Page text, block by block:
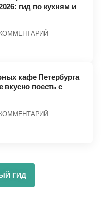
гид по кухням и
кафе Петербурга
вкусно поесть с
ГИД